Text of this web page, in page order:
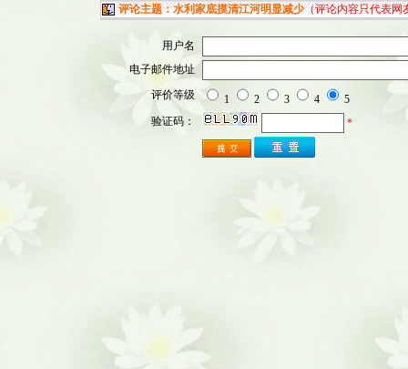
评论主题：水利家底摸清江河明显减少（评论内容只代表网
用户名
电子邮件地址
评价等级
1 2 3 4
5
验证码：
*